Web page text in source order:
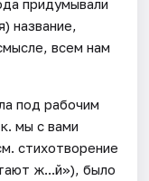
придумывали
название,
всем нам
под рабочим
мы с вами
стихотворение
ж...й»), было